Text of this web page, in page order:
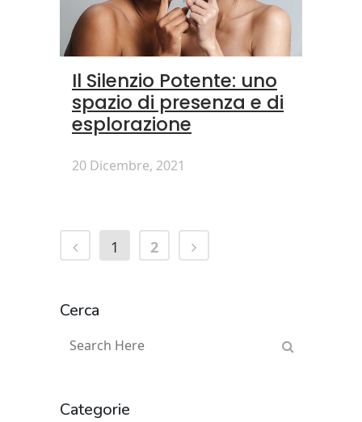
Il Silenzio Potente: uno
spazio di presenza e di
esplorazione
20 Dicembre, 2021
1 2
Cerca
Categorie